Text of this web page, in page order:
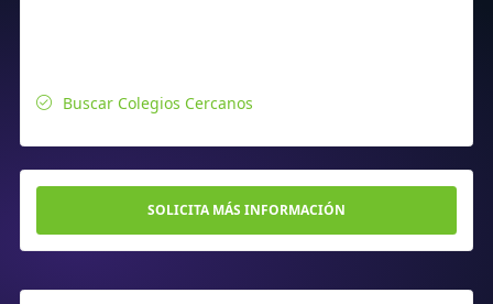
Buscar Colegios Cercanos
SOLICITA MÁS INFORMACIÓN